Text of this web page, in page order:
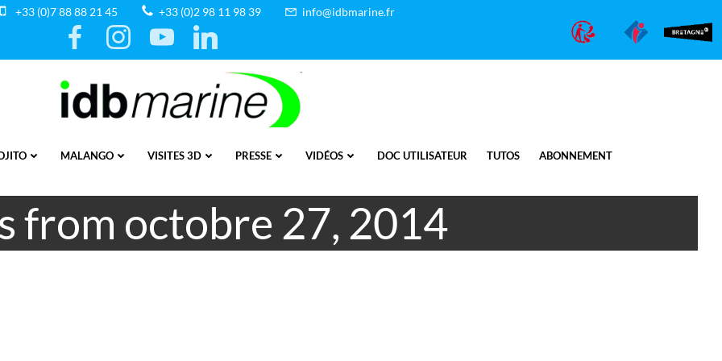
+33 (0)7 88 88 21 45 +33 (0)2 98 11 98 39 info@idbmarine.fr
MALANGO VISITES 3D PRESSE VIDÉOS DOC UTILISATEUR TUTOS ABONNEMENT
from octobre 27, 2014